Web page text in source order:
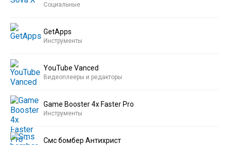
Социальные
GetApps
Инструменты
YouTube Vanced
Видеоплееры и редакторы
Game Booster 4x Faster Pro
Инструменты
Смс бомбер Антихрист